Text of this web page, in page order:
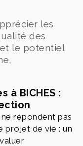
les
des
le potentiel
à BICHES :
répondent pas
projet de vie : un